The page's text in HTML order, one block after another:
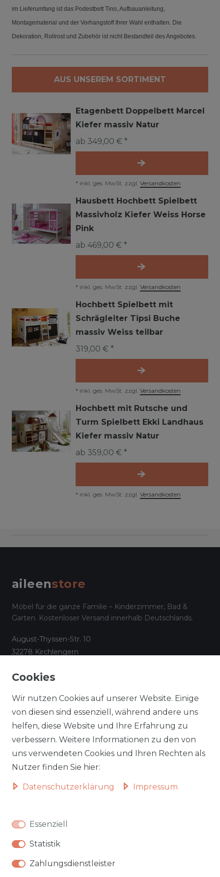
im Lieferumfang ist das Podestbett Tino, Aufbauanleitung,
Montagematerial und der Vorhangstoff Ihrer Wahl enthalten. Die
Dekoration, Rollrost und Zubehör ist nicht Bestandteil des Angebotes.
AUS UNSEREM SORTIMENT
Etagenbett Doppelbett Marcel
Kiefer massiv Natur
ab 349,00 € *
* inkl. ges. MwSt. zzgl. Versandkosten
Hausbett Hochbett Spielbett
Massivholz Kiefer Weiss Horse
Pink
ab 469,00 € *
* inkl. ges. MwSt. zzgl. Versandkosten
Hochbett Spielbett mit
Schrägleiter Tipsi Buche
massiv Weiss teilbar
319,00 € *
* inkl. ges. MwSt. zzgl. Versandkosten
Hochbett mit Rutsche und
Turm Spielbett Ekki Landhaus
Kiefer massiv Natur
ab 359,00 € *
* inkl. ges. MwSt. zzgl. Versandkosten
aileenstore
Möbel für die ganze Familie – Kinderzimmer, Bad &
Garten. Kostenloser Versand innerhalb Deutschlands.
August-Thyssen-Str. 10
32278 Kirchlengern
✉info@aileenstore.de
Lieferzeiten
Zahlungsarten
Widerrufsformular
Informationen zu Elektro-
Impressum
AGB
Datenschutz
Vertrag widerrufen
Autobetten
Hochbetten
Badmöbel
Cookies
Wir nutzen Cookies auf unserer Website. Einige
von diesen sind essenziell, während andere uns
helfen, diese Website und Ihre Erfahrung zu
verbessern. Weitere Informationen zu den von
uns verwendeten Cookies und Ihren Rechten als
Nutzer finden Sie hier:
Daten­schutz­erklärung Impressum
Essenziell
Statistik
Zahlungsdienstleister